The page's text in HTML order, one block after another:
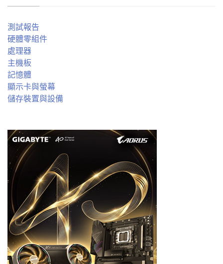
測試報告
硬體零組件
處理器
主機板
記憶體
顯示卡與螢幕
儲存裝置與設備